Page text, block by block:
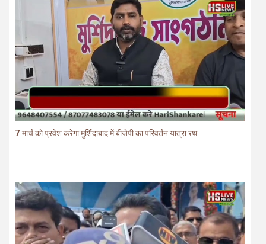
7 मार्च को प्रवेश करेगा मुर्शिदाबाद में बीजेपी का परिवर्तन यात्रा रथ